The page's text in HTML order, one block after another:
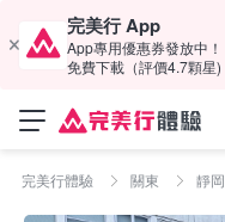
完美行 App
App專用優惠券發放中！
免費下載（評價4.7顆星)
完美行體驗 關東 靜岡